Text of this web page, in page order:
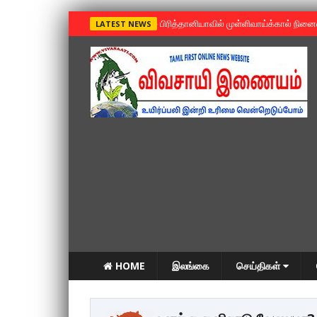
LATEST NEWS »பிரித்தானியாவில் முள்ளிவாய்க்கால்
HOME இலங்கை செய்திகள்